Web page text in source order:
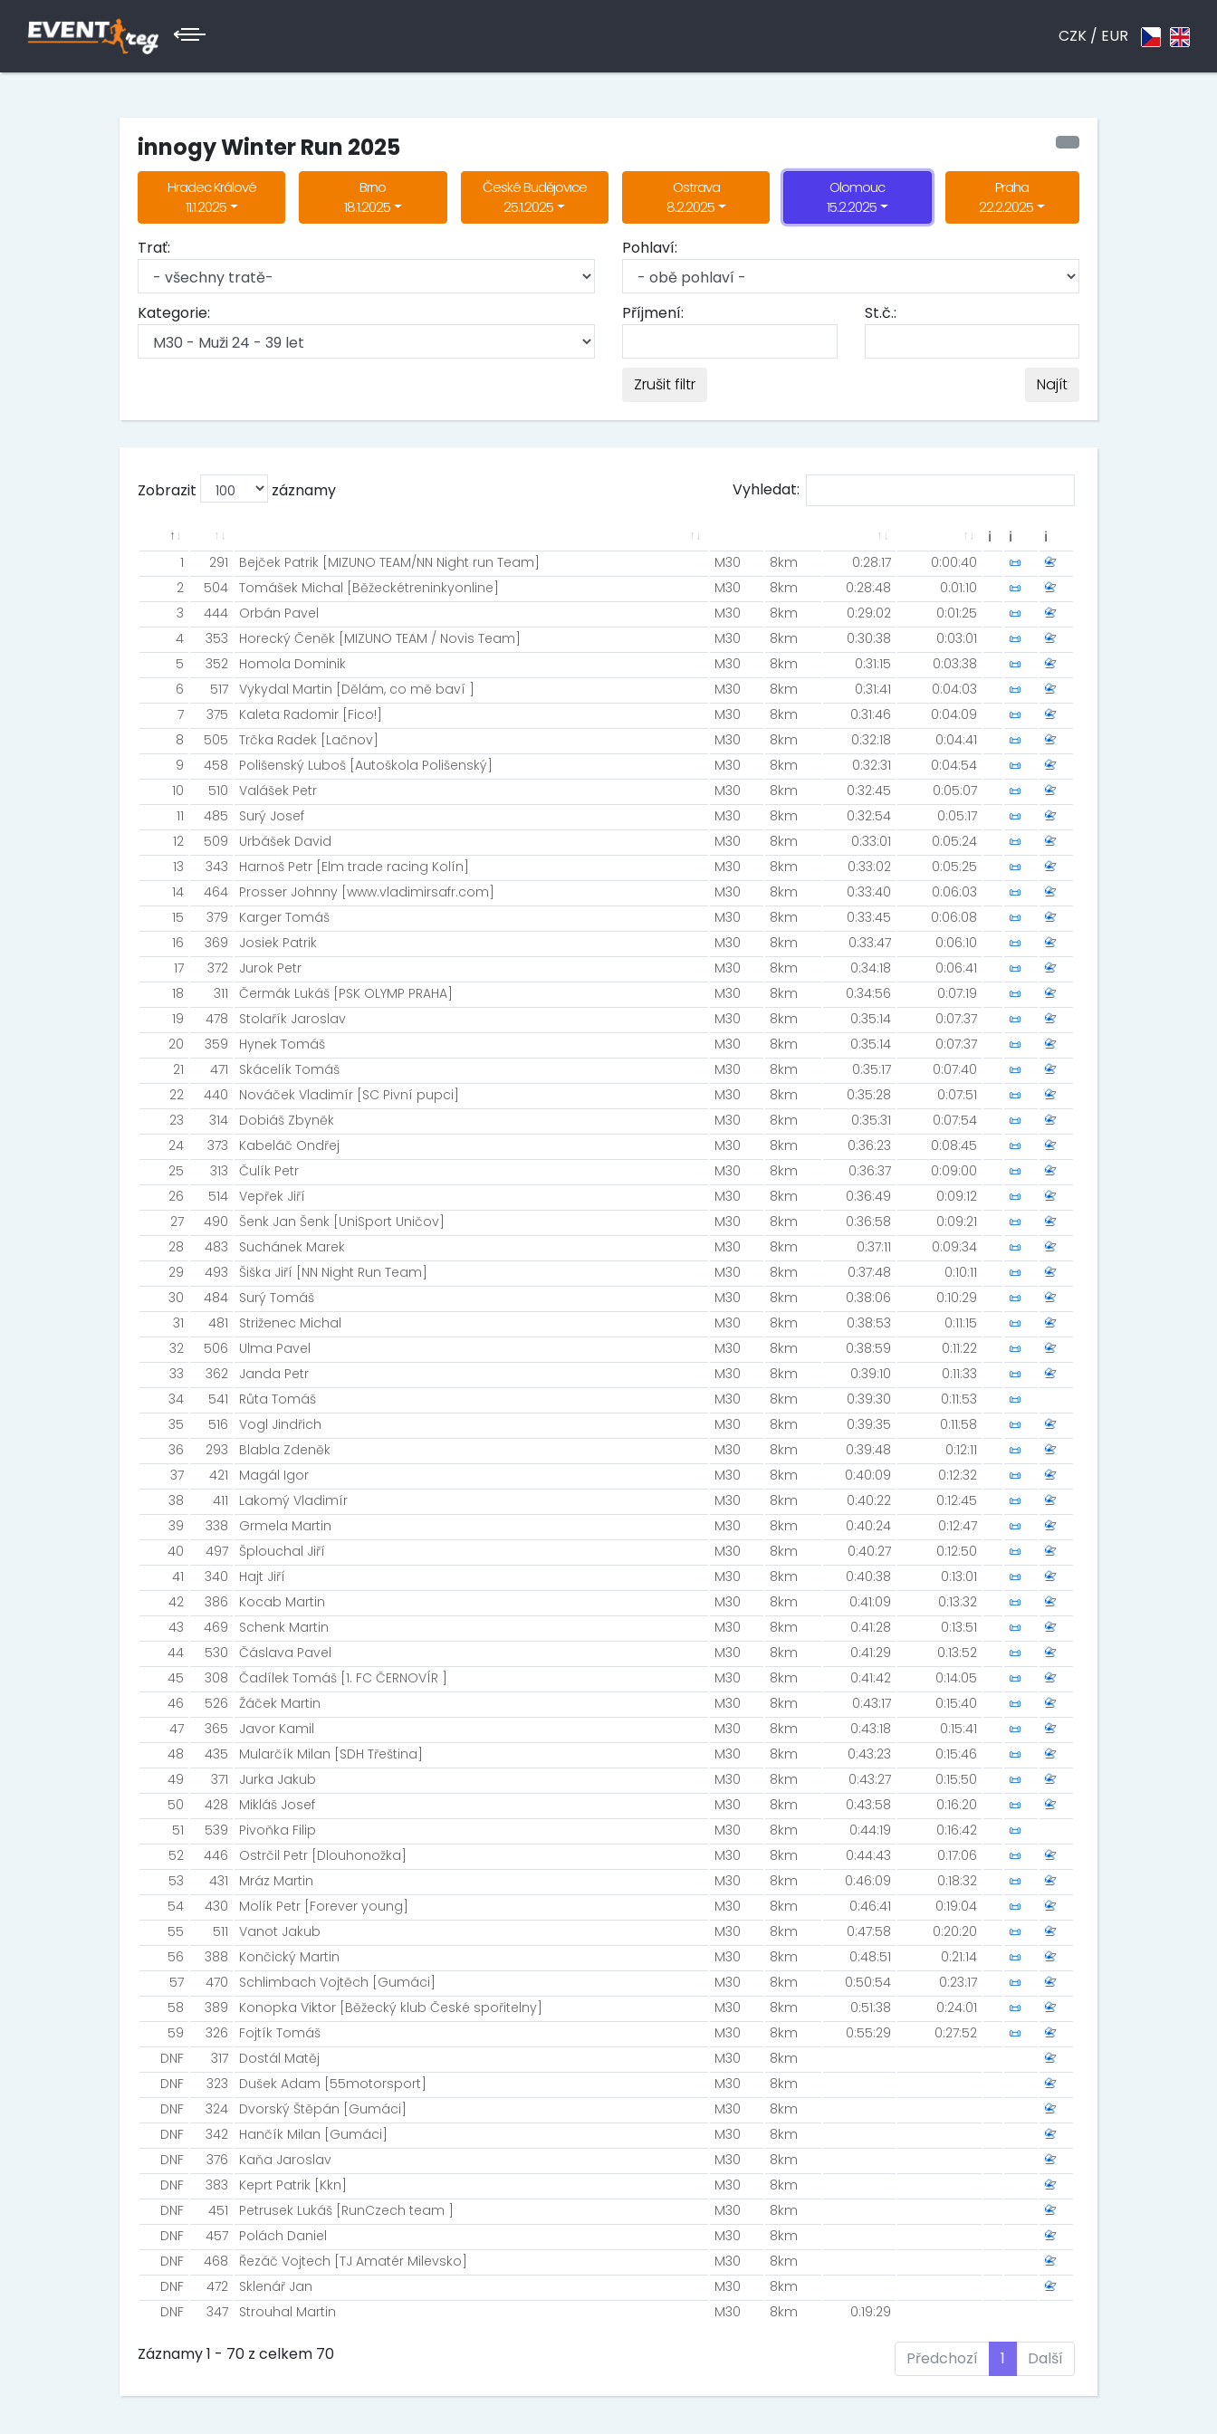
CZK / EUR
innogy Winter Run 2025
Hradec Králové
11.1.2025
Brno
18.1.2025
České Budějovice
25.1.2025
Ostrava
8.2.2025
Olomouc
15.2.2025
Praha
22.2.2025
Trať: Pohlaví:
Kategorie: Příjmení: St.č.:
Zrušit filtr Najít
Zobrazit záznamy Vyhledat:
ℹ ℹ
ℹ
1
291 Bejček Patrik [MIZUNO TEAM/NN Night run Team] M30 8km 0:28:17 0:00:40 📜
📇
2
504 Tomášek Michal [Běžeckétreninkyonline] M30 8km 0:28:48 0:01:10 📜
📇
3
444 Orbán Pavel M30 8km 0:29:02 0:01:25 📜
📇
4
353 Horecký Čeněk [MIZUNO TEAM / Novis Team] M30 8km 0:30:38 0:03:01 📜
📇
5
352 Homola Dominik M30 8km 0:31:15 0:03:38 📜
📇
6
517 Vykydal Martin [Dělám, co mě baví ] M30 8km 0:31:41 0:04:03 📜
📇
7
375 Kaleta Radomir [Fico!] M30 8km 0:31:46 0:04:09 📜
📇
8
505 Trčka Radek [Lačnov] M30 8km 0:32:18 0:04:41 📜
📇
9
458 Polišenský Luboš [Autoškola Polišenský] M30 8km 0:32:31 0:04:54 📜
📇
10
510 Valášek Petr M30 8km 0:32:45 0:05:07 📜
📇
11
485 Surý Josef M30 8km 0:32:54 0:05:17 📜
📇
12
509 Urbášek David M30 8km 0:33:01 0:05:24 📜
📇
13
343 Harnoš Petr [Elm trade racing Kolín] M30 8km 0:33:02 0:05:25 📜
📇
14
464 Prosser Johnny [www.vladimirsafr.com] M30 8km 0:33:40 0:06:03 📜
📇
15
379 Karger Tomáš M30 8km 0:33:45 0:06:08 📜
📇
16
369 Josiek Patrik M30 8km 0:33:47 0:06:10 📜
📇
17
372 Jurok Petr M30 8km 0:34:18 0:06:41 📜
📇
18
311 Čermák Lukáš [PSK OLYMP PRAHA] M30 8km 0:34:56 0:07:19 📜
📇
19
478 Stolařík Jaroslav M30 8km 0:35:14 0:07:37 📜
📇
20
359 Hynek Tomáš M30 8km 0:35:14 0:07:37 📜
📇
21
471 Skácelík Tomáš M30 8km 0:35:17 0:07:40 📜
📇
22
440 Nováček Vladimír [SC Pivní pupci] M30 8km 0:35:28 0:07:51 📜
📇
23
314 Dobiáš Zbyněk M30 8km 0:35:31 0:07:54 📜
📇
24
373 Kabeláč Ondřej M30 8km 0:36:23 0:08:45 📜
📇
25
313 Čulík Petr M30 8km 0:36:37 0:09:00 📜
📇
26
514 Vepřek Jiří M30 8km 0:36:49 0:09:12 📜
📇
27
490 Šenk Jan Šenk [UniSport Uničov] M30 8km 0:36:58 0:09:21 📜
📇
28
483 Suchánek Marek M30 8km 0:37:11 0:09:34 📜
📇
29
493 Šiška Jiří [NN Night Run Team] M30 8km 0:37:48 0:10:11 📜
📇
30
484 Surý Tomáš M30 8km 0:38:06 0:10:29 📜
📇
31
481 Striženec Michal M30 8km 0:38:53 0:11:15 📜
📇
32
506 Ulma Pavel M30 8km 0:38:59 0:11:22 📜
📇
33
362 Janda Petr M30 8km 0:39:10 0:11:33 📜
📇
34
541 Růta Tomáš M30 8km 0:39:30 0:11:53
📜
35
516 Vogl Jindřich M30 8km 0:39:35 0:11:58 📜
📇
36
293 Blabla Zdeněk M30 8km 0:39:48 0:12:11 📜
📇
37
421 Magál Igor M30 8km 0:40:09 0:12:32 📜
📇
38
411 Lakomý Vladimír M30 8km 0:40:22 0:12:45 📜
📇
39
338 Grmela Martin M30 8km 0:40:24 0:12:47 📜
📇
40
497 Šplouchal Jiří M30 8km 0:40:27 0:12:50 📜
📇
41
340 Hajt Jiří M30 8km 0:40:38 0:13:01 📜
📇
42
386 Kocab Martin M30 8km 0:41:09 0:13:32 📜
📇
43
469 Schenk Martin M30 8km 0:41:28 0:13:51 📜
📇
44
530 Čáslava Pavel M30 8km 0:41:29 0:13:52 📜
📇
45
308 Čadílek Tomáš [1. FC ČERNOVÍR ] M30 8km 0:41:42 0:14:05 📜
📇
46
526 Žáček Martin M30 8km 0:43:17 0:15:40 📜
📇
47
365 Javor Kamil M30 8km 0:43:18 0:15:41 📜
📇
48
435 Mularčík Milan [SDH Třeština] M30 8km 0:43:23 0:15:46 📜
📇
49
371 Jurka Jakub M30 8km 0:43:27 0:15:50 📜
📇
50
428 Mikláš Josef M30 8km 0:43:58 0:16:20 📜
📇
51
539 Pivoňka Filip M30 8km 0:44:19 0:16:42
📜
52
446 Ostrčil Petr [Dlouhonožka] M30 8km 0:44:43 0:17:06 📜
📇
53
431 Mráz Martin M30 8km 0:46:09 0:18:32 📜
📇
54
430 Molík Petr [Forever young] M30 8km 0:46:41 0:19:04 📜
📇
55
511 Vanot Jakub M30 8km 0:47:58 0:20:20 📜
📇
56
388 Končický Martin M30 8km 0:48:51 0:21:14 📜
📇
57
470 Schlimbach Vojtěch [Gumáci] M30 8km 0:50:54 0:23:17 📜
📇
58
389 Konopka Viktor [Běžecký klub České spořitelny] M30 8km 0:51:38 0:24:01 📜
📇
59
326 Fojtík Tomáš M30 8km 0:55:29 0:27:52 📜
📇
DNF
317 Dostál Matěj M30 8km
📇
DNF
323 Dušek Adam [55motorsport] M30 8km
📇
DNF
324 Dvorský Štěpán [Gumáci] M30 8km
📇
DNF
342 Hančík Milan [Gumáci] M30 8km
📇
DNF
376 Kaňa Jaroslav M30 8km
📇
DNF
383 Keprt Patrik [Kkn] M30 8km
📇
DNF
451 Petrusek Lukáš [RunCzech team ] M30 8km
📇
DNF
457 Polách Daniel M30 8km
📇
DNF
468 Řezáč Vojtech [TJ Amatér Milevsko] M30 8km
📇
DNF
472 Sklenář Jan M30 8km
📇
DNF
347 Strouhal Martin M30 8km 0:19:29
Záznamy 1 - 70 z celkem 70 Předchozí 1 Další